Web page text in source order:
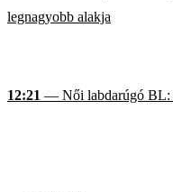
legnagyobb alakja
12:21 — Női labdarúgó BL: